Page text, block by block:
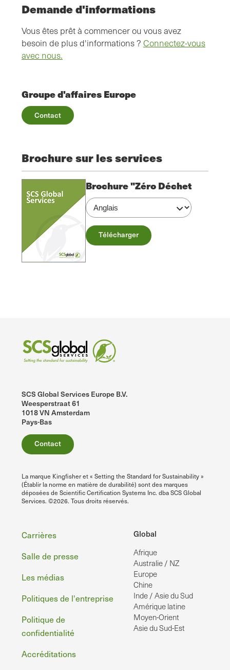
Demande d'informations
Vous êtes prêt à commencer ou vous avez
besoin de plus d'informations ? Connectez-vous
avec nous.
Groupe d'affaires Europe
Contact
Brochure sur les services
Brochure "Zéro Déchet
Télécharger
SCS Global Services Europe B.V.
Weesperstraat 61
1018 VN Amsterdam
Pays-Bas
Contact
La marque Kingfisher et « Setting the Standard for Sustainability »
(Établir la norme en matière de durabilité) sont des marques
déposées de Scientific Certification Systems Inc. dba SCS Global
Services. ©2026. Tous droits réservés.
Global
Afrique
Australie / NZ
Europe
Chine
Inde / Asie du Sud
Amérique latine
Moyen-Orient
Asie du Sud-Est
Pied
de
page
Carrières
Salle de presse
Les médias
Politiques de l'entreprise
Politique de
confidentialité
Accréditations